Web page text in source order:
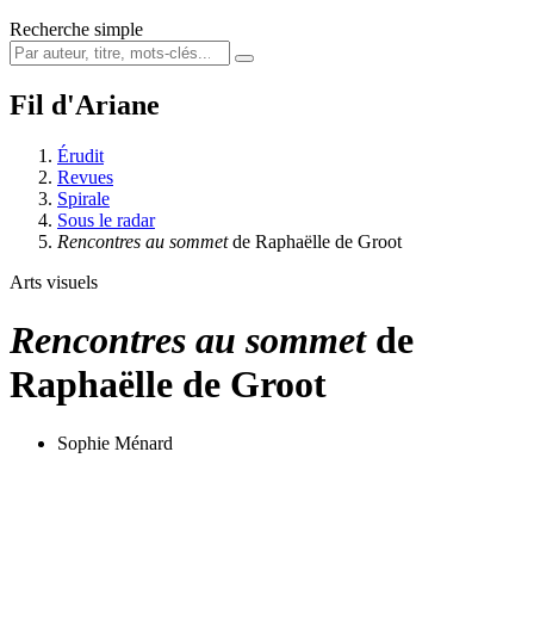
Recherche simple
Fil d'Ariane
Érudit
Revues
Spirale
Sous le radar
Rencontres au sommetde Raphaëlle de Groot
Arts visuels
Rencontres au sommetde
Raphaëlle de Groot
Sophie Ménard